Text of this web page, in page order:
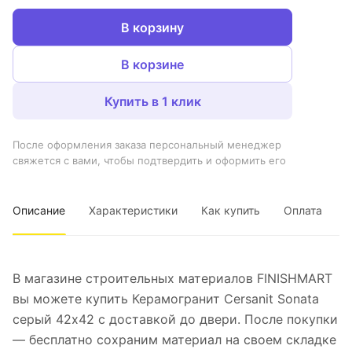
В корзину
В корзине
Купить в 1 клик
После оформления заказа персональный менеджер
свяжется с вами, чтобы подтвердить и оформить его
Описание Характеристики Как купить Оплата
В магазине строительных материалов FINISHMART
вы можете купить Керамогранит Cersanit Sonata
серый 42х42 с доставкой до двери. После покупки
— бесплатно сохраним материал на своем складке